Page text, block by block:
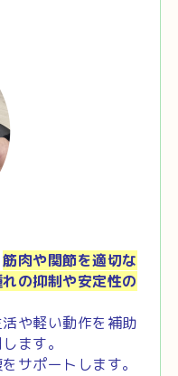
筋肉や関節を適切な
の抑制や安定性の
や軽い動作を補助
ます。
サポートします。